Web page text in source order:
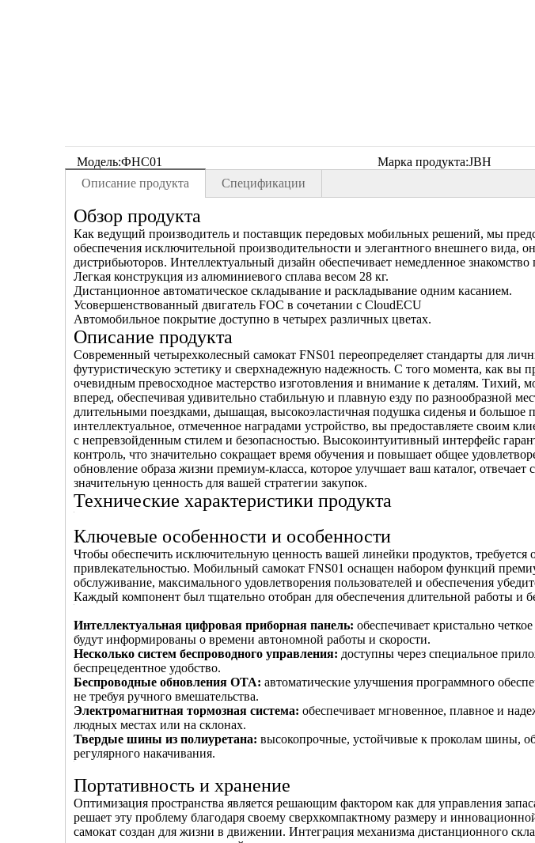
Модель:ФНС01 Марка продукта:JBH
Описание продукта
Спецификации
Обзор продукта
Как ведущий производитель и поставщик передовых мобильных решений, мы
обеспечения исключительной производительности и элегантного внешнего
дистрибьюторов. Интеллектуальный дизайн обеспечивает немедленное
Легкая конструкция из алюминиевого сплава весом 28 кг.
Дистанционное автоматическое складывание и раскладывание одним касанием.
Усовершенствованный двигатель FOC в сочетании с CloudECU
Автомобильное покрытие доступно в четырех различных цветах.
Описание продукта
Современный четырехколесный самокат FNS01 переопределяет стандарты для
футуристическую эстетику и сверхнадежную надежность. С того момента, как вы
очевидным превосходное мастерство изготовления и внимание к деталям. Тихий,
вперед, обеспечивая удивительно стабильную и плавную езду по разнообразной
длительными поездками, дышащая, высокоэластичная подушка сиденья и большое
интеллектуальное, отмеченное наградами устройство, вы предоставляете своим
с непревзойденным стилем и безопасностью. Высокоинтуитивный интерфейс
контроль, что значительно сокращает время обучения и повышает общее
обновление образа жизни премиум-класса, которое улучшает ваш каталог,
значительную ценность для вашей стратегии закупок.
Технические характеристики продукта
Ключевые особенности и особенности
Чтобы обеспечить исключительную ценность вашей линейки продуктов,
привлекательностью. Мобильный самокат FNS01 оснащен набором функций
обслуживание, максимального удовлетворения пользователей и обеспечения
Каждый компонент был тщательно отобран для обеспечения длительной работы и
Интеллектуальная цифровая приборная панель: обеспечивает кристально
будут информированы о времени автономной работы и скорости.
Несколько систем беспроводного управления: доступны через специальное
беспрецедентное удобство.
Беспроводные обновления OTA: автоматические улучшения программного
не требуя ручного вмешательства.
Электромагнитная тормозная система: обеспечивает мгновенное, плавное и
людных местах или на склонах.
Твердые шины из полиуретана: высокопрочные, устойчивые к проколам шины,
регулярного накачивания.
Портативность и хранение
Оптимизация пространства является решающим фактором как для управления
решает эту проблему благодаря своему сверхкомпактному размеру и
самокат создан для жизни в движении. Интеграция механизма дистанционного